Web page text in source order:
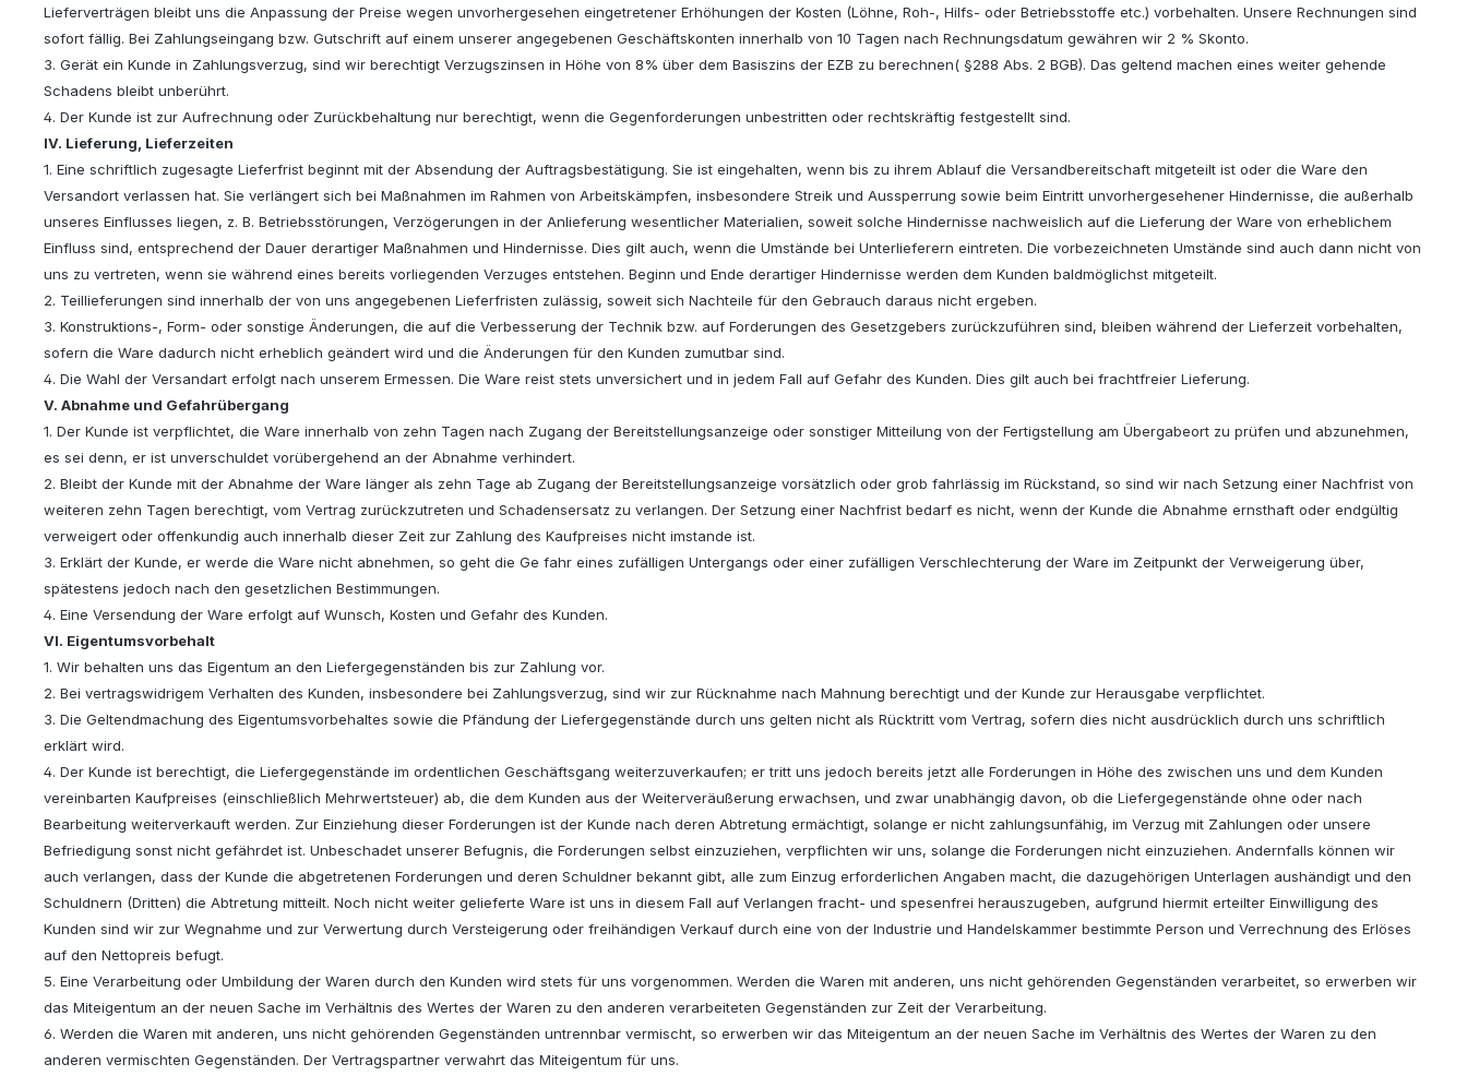
Lieferverträgen bleibt uns die Anpassung der Preise wegen unvorhergesehen eingetretener Erhöhungen der Kosten (Löhne, Roh-, Hilfs- oder Betriebsstoffe etc.) vorbehalten. Unsere Rechnungen sind
sofort fällig. Bei Zahlungseingang bzw. Gutschrift auf einem unserer angegebenen Geschäftskonten innerhalb von 10 Tagen nach Rechnungsdatum gewähren wir 2 % Skonto.
3. Gerät ein Kunde in Zahlungsverzug, sind wir berechtigt Verzugszinsen in Höhe von 8% über dem Basiszins der EZB zu berechnen( §288 Abs. 2 BGB). Das geltend machen eines weiter gehende
Schadens bleibt unberührt.
4. Der Kunde ist zur Aufrechnung oder Zurückbehaltung nur berechtigt, wenn die Gegenforderungen unbestritten oder rechtskräftig festgestellt sind.
IV. Lieferung, Lieferzeiten
1. Eine schriftlich zugesagte Lieferfrist beginnt mit der Absendung der Auftragsbestätigung. Sie ist eingehalten, wenn bis zu ihrem Ablauf die Versandbereitschaft mitgeteilt ist oder die Ware den
Versandort verlassen hat. Sie verlängert sich bei Maßnahmen im Rahmen von Arbeitskämpfen, insbesondere Streik und Aussperrung sowie beim Eintritt unvorhergesehener Hindernisse, die außerhalb
unseres Einflusses liegen, z. B. Betriebsstörungen, Verzögerungen in der Anlieferung wesentlicher Materialien, soweit solche Hindernisse nachweislich auf die Lieferung der Ware von erheblichem
Einfluss sind, entsprechend der Dauer derartiger Maßnahmen und Hindernisse. Dies gilt auch, wenn die Umstände bei Unterlieferern eintreten. Die vorbezeichneten Umstände sind auch dann nicht von
uns zu vertreten, wenn sie während eines bereits vorliegenden Verzuges entstehen. Beginn und Ende derartiger Hindernisse werden dem Kunden baldmöglichst mitgeteilt.
2. Teillieferungen sind innerhalb der von uns angegebenen Lieferfristen zulässig, soweit sich Nachteile für den Gebrauch daraus nicht ergeben.
3. Konstruktions-, Form- oder sonstige Änderungen, die auf die Verbesserung der Technik bzw. auf Forderungen des Gesetzgebers zurückzuführen sind, bleiben während der Lieferzeit vorbehalten,
sofern die Ware dadurch nicht erheblich geändert wird und die Änderungen für den Kunden zumutbar sind.
4. Die Wahl der Versandart erfolgt nach unserem Ermessen. Die Ware reist stets unversichert und in jedem Fall auf Gefahr des Kunden. Dies gilt auch bei frachtfreier Lieferung.
V. Abnahme und Gefahrübergang
1. Der Kunde ist verpflichtet, die Ware innerhalb von zehn Tagen nach Zugang der Bereitstellungsanzeige oder sonstiger Mitteilung von der Fertigstellung am Übergabeort zu prüfen und abzunehmen,
es sei denn, er ist unverschuldet vorübergehend an der Abnahme verhindert.
2. Bleibt der Kunde mit der Abnahme der Ware länger als zehn Tage ab Zugang der Bereitstellungsanzeige vorsätzlich oder grob fahrlässig im Rückstand, so sind wir nach Setzung einer Nachfrist von
weiteren zehn Tagen berechtigt, vom Vertrag zurückzutreten und Schadensersatz zu verlangen. Der Setzung einer Nachfrist bedarf es nicht, wenn der Kunde die Abnahme ernsthaft oder endgültig
verweigert oder offenkundig auch innerhalb dieser Zeit zur Zahlung des Kaufpreises nicht imstande ist.
3. Erklärt der Kunde, er werde die Ware nicht abnehmen, so geht die Ge fahr eines zufälligen Untergangs oder einer zufälligen Verschlechterung der Ware im Zeitpunkt der Verweigerung über,
spätestens jedoch nach den gesetzlichen Bestimmungen.
4. Eine Versendung der Ware erfolgt auf Wunsch, Kosten und Gefahr des Kunden.
VI. Eigentumsvorbehalt
1. Wir behalten uns das Eigentum an den Liefergegenständen bis zur Zahlung vor.
2. Bei vertragswidrigem Verhalten des Kunden, insbesondere bei Zahlungsverzug, sind wir zur Rücknahme nach Mahnung berechtigt und der Kunde zur Herausgabe verpflichtet.
3. Die Geltendmachung des Eigentumsvorbehaltes sowie die Pfändung der Liefergegenstände durch uns gelten nicht als Rücktritt vom Vertrag, sofern dies nicht ausdrücklich durch uns schriftlich
erklärt wird.
4. Der Kunde ist berechtigt, die Liefergegenstände im ordentlichen Geschäftsgang weiterzuverkaufen; er tritt uns jedoch bereits jetzt alle Forderungen in Höhe des zwischen uns und dem Kunden
vereinbarten Kaufpreises (einschließlich Mehrwertsteuer) ab, die dem Kunden aus der Weiterveräußerung erwachsen, und zwar unabhängig davon, ob die Liefergegenstände ohne oder nach
Bearbeitung weiterverkauft werden. Zur Einziehung dieser Forderungen ist der Kunde nach deren Abtretung ermächtigt, solange er nicht zahlungsunfähig, im Verzug mit Zahlungen oder unsere
Befriedigung sonst nicht gefährdet ist. Unbeschadet unserer Befugnis, die Forderungen selbst einzuziehen, verpflichten wir uns, solange die Forderungen nicht einzuziehen. Andernfalls können wir
auch verlangen, dass der Kunde die abgetretenen Forderungen und deren Schuldner bekannt gibt, alle zum Einzug erforderlichen Angaben macht, die dazugehörigen Unterlagen aushändigt und den
Schuldnern (Dritten) die Abtretung mitteilt. Noch nicht weiter gelieferte Ware ist uns in diesem Fall auf Verlangen fracht- und spesenfrei herauszugeben, aufgrund hiermit erteilter Einwilligung des
Kunden sind wir zur Wegnahme und zur Verwertung durch Versteigerung oder freihändigen Verkauf durch eine von der Industrie und Handelskammer bestimmte Person und Verrechnung des Erlöses
auf den Nettopreis befugt.
5. Eine Verarbeitung oder Umbildung der Waren durch den Kunden wird stets für uns vorgenommen. Werden die Waren mit anderen, uns nicht gehörenden Gegenständen verarbeitet, so erwerben wir
das Miteigentum an der neuen Sache im Verhältnis des Wertes der Waren zu den anderen verarbeiteten Gegenständen zur Zeit der Verarbeitung.
6. Werden die Waren mit anderen, uns nicht gehörenden Gegenständen untrennbar vermischt, so erwerben wir das Miteigentum an der neuen Sache im Verhältnis des Wertes der Waren zu den
anderen vermischten Gegenständen. Der Vertragspartner verwahrt das Miteigentum für uns.